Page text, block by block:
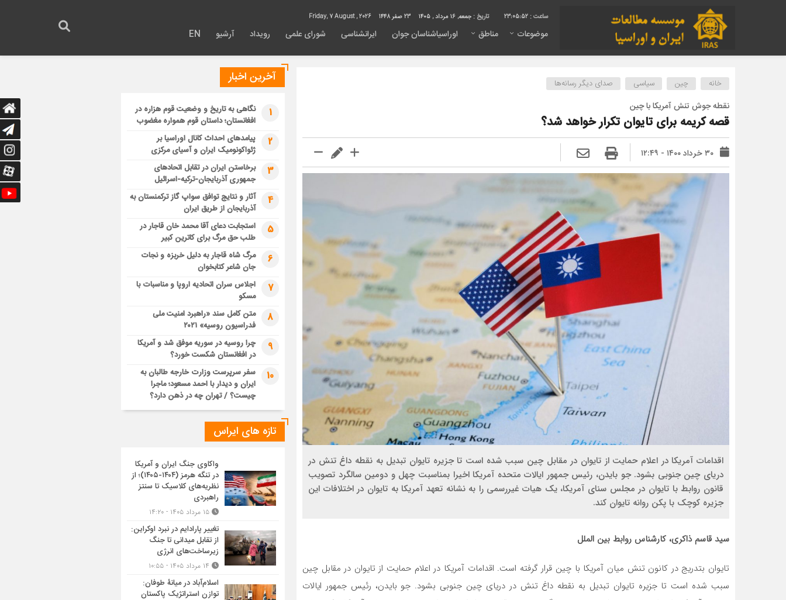
23:05:53 تاریخ : جمعه, ۱۶ مرداد , ۱۴۰۵ 23 صفر 1448
موضوعات مناطق اوراسیاشناسان جوان ایرانشناسی شورای علمی رویداد آرشیو EN
خانه چین سیاسی صدای دیگر رسانه‌ها
نقطه جوش تنش آمریکا با چین
قصه کریمه برای تایوان تکرار خواهد شد؟
۳۰ خرداد ۱۴۰۰ - ۱۲:۴۹
اقدامات آمریکا در اعلام حمایت از تایوان در مقابل چین سبب شده است تا جزیره تایوان تبدیل به نقطه داغ تنش در
دریای چین جنوبی بشود. جو بایدن، رئیس جمهور ایالات متحده آمریکا اخیرا بمناسبت چهل و دومین سالگرد تصویب
قانون روابط با تایوان در مجلس سنای آمریکا، یک هیات غیررسمی را به نشانه تعهد آمریکا به تایوان در اختلافات این
جزیره کوچک با پکن روانه تایوان کند.
سید قاسم ذاکری، کارشناس روابط بین الملل
تایوان بتدریج در کانون تنش میان آمریکا با چین قرار گرفته است. اقدامات آمریکا در اعلام حمایت از تایوان در مقابل چین
سبب شده است تا جزیره تایوان تبدیل به نقطه داغ تنش در دریای چین جنوبی بشود. جو بایدن، رئیس جمهور ایالات
آخرین اخبار
1
نگاهی به تاریخ و وضعیت قوم هزاره در
افغانستان؛ داستان قوم همواره مغضوب
2
پیامدهای احداث کانال اوراسیا بر
ژئواکونومیک ایران و آسیای مرکزی
3
برخاستن ایران در تقابل اتحادهای
جمهوری آذربایجان-ترکیه-اسرائیل
4
آثار و نتایج توافق سواپ گاز ترکمنستان به
آذربایجان از طریق ایران
5
استجابت دعای آقا محمد خان قاجار در
طلب حق مرگ برای کاترین کبیر
6
مرگ شاه قاجار به دلیل خربزه و نجات
جان شاعر کتابخوان
7
اجلاس سران اتحادیه اروپا و مناسبات با
مسکو
8
متن کامل سند «راهبرد امنیت ملی
فدراسیون روسیه» ۲۰۲۱
9
چرا روسیه در سوریه موفق شد و آمریکا
در افغانستان شکست خورد؟
10
سفر سرپرست وزارت خارجه طالبان به
ایران و دیدار با احمد مسعود؛ ماجرا
چیست؟ / تهران چه در ذهن دارد؟
تازه های ایراس
واکاوی جنگ ایران و آمریکا
در تنگه هرمز (۱۴۰۴-۱۴۰۵)؛ از
نظریه‌های کلاسیک تا سنتز
راهبردی
تغییر پارادایم در نبرد اوکراین:
از تقابل میدانی تا جنگ
زیرساخت‌های انرژی
اسلام‌آباد در میانۀ طوفان:
توازن استراتژیک پاکستان